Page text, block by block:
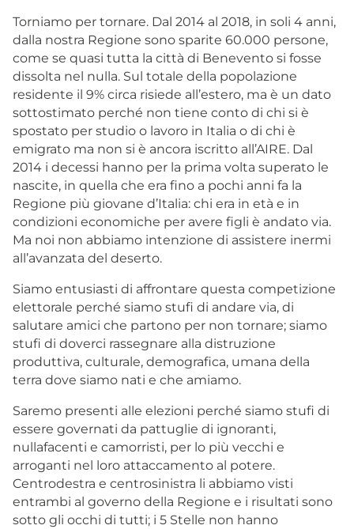
Torniamo per tornare. Dal 2014 al 2018, in soli 4 anni,
dalla nostra Regione sono sparite 60.000 persone,
come se quasi tutta la città di Benevento si fosse
dissolta nel nulla. Sul totale della popolazione
residente il 9% circa risiede all’estero, ma è un dato
sottostimato perché non tiene conto di chi si è
spostato per studio o lavoro in Italia o di chi è
emigrato ma non si è ancora iscritto all’AIRE. Dal
2014 i decessi hanno per la prima volta superato le
nascite, in quella che era fino a pochi anni fa la
Regione più giovane d’Italia: chi era in età e in
condizioni economiche per avere figli è andato via.
Ma noi non abbiamo intenzione di assistere inermi
all’avanzata del deserto.
Siamo entusiasti di affrontare questa competizione
elettorale perché siamo stufi di andare via, di
salutare amici che partono per non tornare; siamo
stufi di doverci rassegnare alla distruzione
produttiva, culturale, demografica, umana della
terra dove siamo nati e che amiamo.
Saremo presenti alle elezioni perché siamo stufi di
essere governati da pattuglie di ignoranti,
nullafacenti e camorristi, per lo più vecchi e
arroganti nel loro attaccamento al potere.
Centrodestra e centrosinistra li abbiamo visti
entrambi al governo della Regione e i risultati sono
sotto gli occhi di tutti; i 5 Stelle non hanno